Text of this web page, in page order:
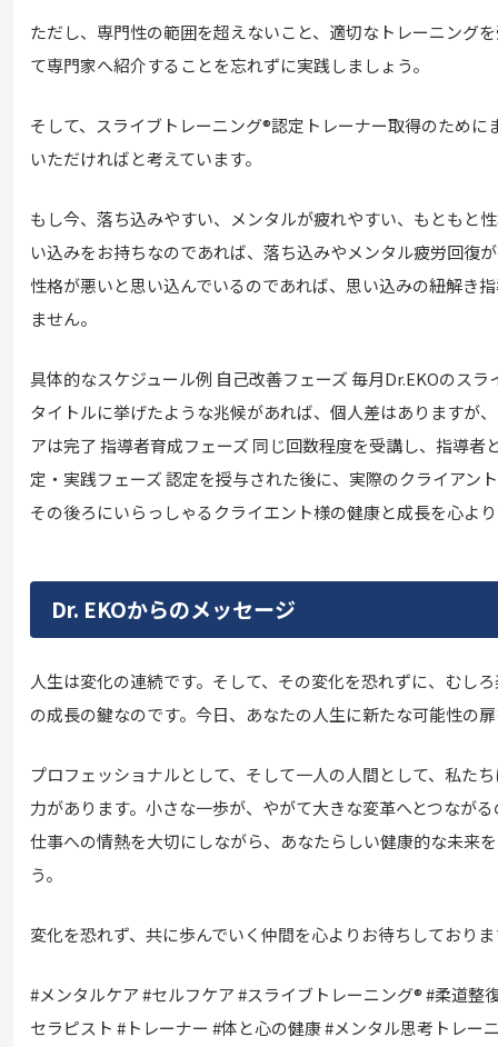
ただし、専門性の範囲を超えないこと、適切なトレーニング
て専門家へ紹介することを忘れずに実践しましょう。
そして、スライブトレーニング®認定トレーナー取得のために
いただければと考えています。
もし今、落ち込みやすい、メンタルが疲れやすい、もともと
い込みをお持ちなのであれば、落ち込みやメンタル疲労回復
性格が悪いと思い込んでいるのであれば、思い込みの紐解き
ません。
具体的なスケジュール例 自己改善フェーズ 毎月Dr.EKOのス
タイトルに挙げたような兆候があれば、個人差はありますが
アは完了 指導者育成フェーズ 同じ回数程度を受講し、指導者
定・実践フェーズ 認定を授与された後に、実際のクライアン
その後ろにいらっしゃるクライエント様の健康と成長を心よ
Dr. EKOからのメッセージ
人生は変化の連続です。そして、その変化を恐れずに、むし
の成長の鍵なのです。今日、あなたの人生に新たな可能性の
プロフェッショナルとして、そして一人の人間として、私た
力があります。小さな一歩が、やがて大きな変革へとつなが
仕事への情熱を大切にしながら、あなたらしい健康的な未来
う。
変化を恐れず、共に歩んでいく仲間を心よりお待ちしており
#メンタルケア #セルフケア #スライブトレーニング® #柔道整
セラピスト #トレーナー #体と心の健康 #メンタル思考トレー